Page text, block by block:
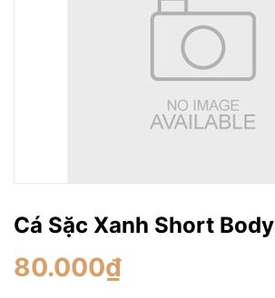
Cá Sặc Xanh Short Body
80.000₫